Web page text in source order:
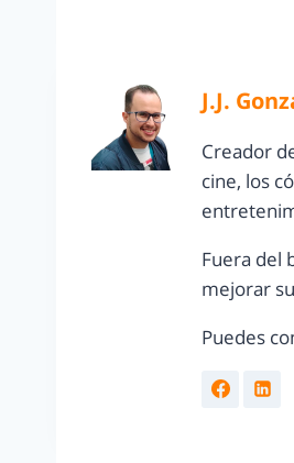
J.J.
Creador
cine, los
Fuera del
mejorar
Puedes